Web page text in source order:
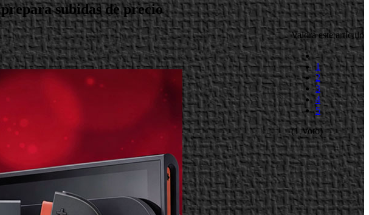
subidas de precio
Valora este artículo
1
2
3
4
5
(1 Voto)